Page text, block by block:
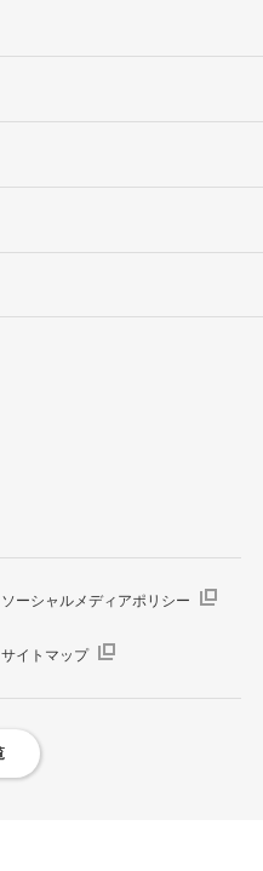
ソーシャルメディアポリシー
サイトマップ